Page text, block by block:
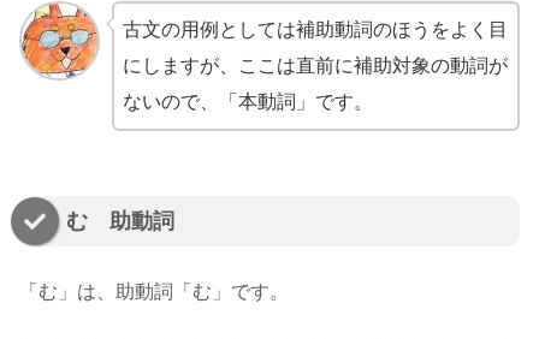
古文の用例としては補助動詞のほうをよく目
にしますが、ここは直前に補助対象の動詞が
ないので、「本動詞」です。
む 助動詞
「む」は、助動詞「む」です。